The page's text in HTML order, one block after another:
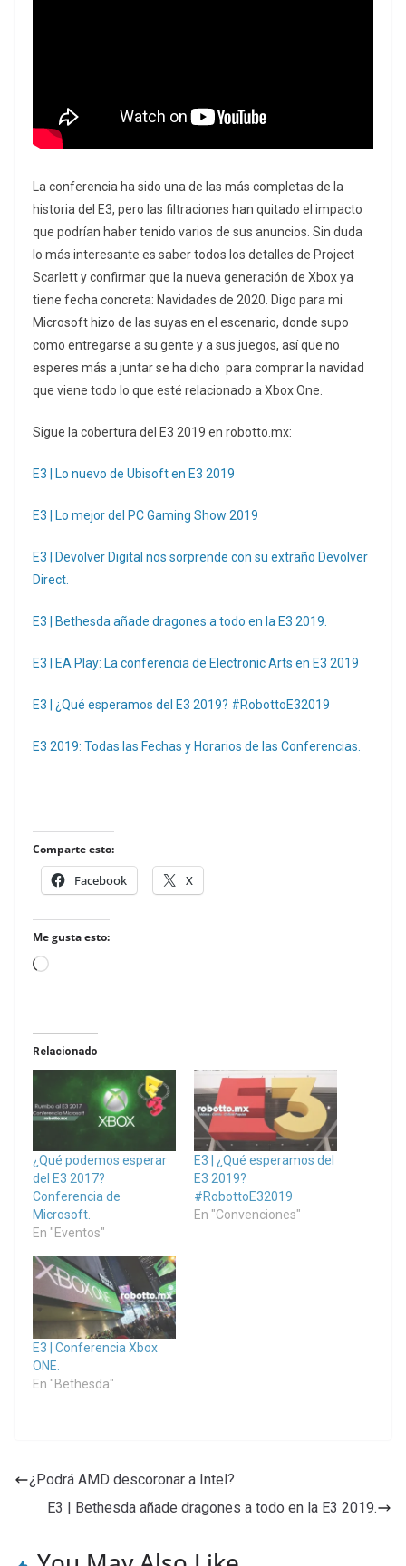
La conferencia ha sido una de las más completas de la
historia del E3, pero las filtraciones han quitado el impacto
que podrían haber tenido varios de sus anuncios. Sin duda
lo más interesante es saber todos los detalles de Project
Scarlett y confirmar que la nueva generación de Xbox ya
tiene fecha concreta: Navidades de 2020. Digo para mi
Microsoft hizo de las suyas en el escenario, donde supo
como entregarse a su gente y a sus juegos, así que no
esperes más a juntar se ha dicho para comprar la navidad
que viene todo lo que esté relacionado a Xbox One.
Sigue la cobertura del E3 2019 en robotto.mx:
E3 | Lo nuevo de Ubisoft en E3 2019
E3 | Lo mejor del PC Gaming Show 2019
E3 | Devolver Digital nos sorprende con su extraño Devolver
Direct.
E3 | Bethesda añade dragones a todo en la E3 2019.
E3 | EA Play: La conferencia de Electronic Arts en E3 2019
E3 | ¿Qué esperamos del E3 2019? #RobottoE32019
E3 2019: Todas las Fechas y Horarios de las Conferencias.
Comparte esto:
Facebook X
Me gusta esto:
Loading…
Relacionado
¿Qué podemos esperar
del E3 2017?
Conferencia de
Microsoft.
En "Eventos"
E3 | ¿Qué esperamos del
E3 2019?
#RobottoE32019
En "Convenciones"
E3 | Conferencia Xbox
ONE.
En "Bethesda"
¿Podrá AMD descoronar a Intel?
E3 | Bethesda añade dragones a todo en la E3 2019.